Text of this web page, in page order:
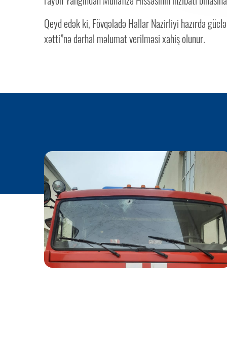
Qeyd edək ki, Fövqəladə Hallar Nazirliyi hazırda
xətti”nə dərhal məlumat verilməsi xahiş olunur.